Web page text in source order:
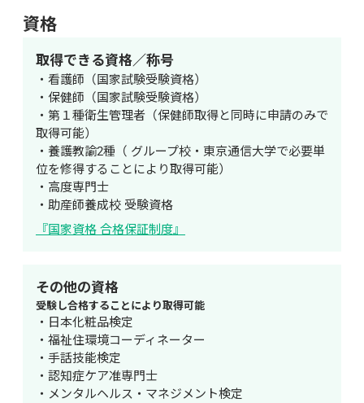
資格
取得できる資格／称号
・看護師（国家試験受験資格）
・保健師（国家試験受験資格）
・第１種衛生管理者（保健師取得と同時に申請のみで
取得可能）
・養護教諭2種（ グループ校・東京通信大学で必要単
位を修得することにより取得可能）
・高度専門士
・助産師養成校 受験資格
『国家資格 合格保証制度』
その他の資格
受験し合格することにより取得可能
・日本化粧品検定
・福祉住環境コーディネーター
・手話技能検定
・認知症ケア准専門士
・メンタルヘルス・マネジメント検定